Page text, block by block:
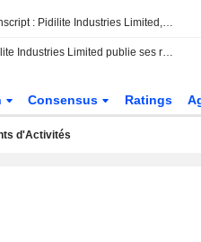
Transcript : Pidilite Industries Limited, Q1 2027 Earnings Call, Aug 05, 2026
Pidilite Industries Limited publie ses résultats pour le premier trimestre clos le 30 juin 2026
Consensus Ratings
d'Activités